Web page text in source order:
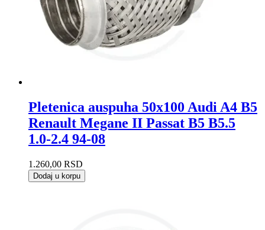
Pletenica auspuha 50x100 Audi A4 B5
Renault Megane II Passat B5 B5.5
1.0-2.4 94-08
1.260,00 RSD
Dodaj u korpu